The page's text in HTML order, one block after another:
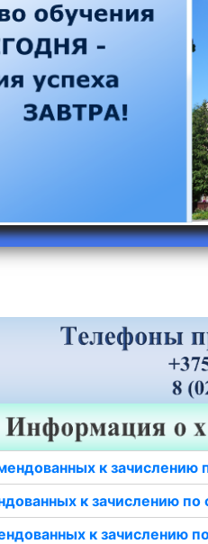
к зачислению
к зачислению
к зачислению